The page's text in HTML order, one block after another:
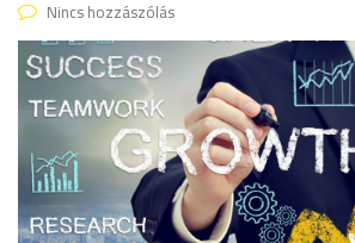
Nincs hozzászólás